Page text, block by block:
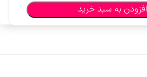
افزودن به سبد خرید